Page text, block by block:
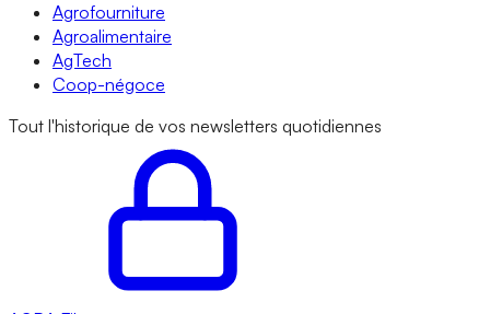
Agrofourniture
Agroalimentaire
AgTech
Coop-négoce
Tout l'historique de vos newsletters quotidiennes